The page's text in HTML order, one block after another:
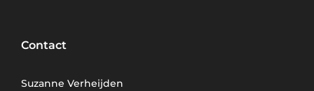
Contact
Suzanne Verheijden